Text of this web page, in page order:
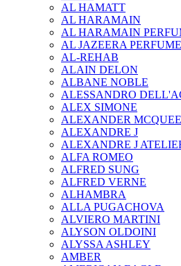
AL HAMATT
AL HARAMAIN
AL HARAMAIN
AL JAZEERA
AL-REHAB
ALAIN DELON
ALBANE NOBLE
ALESSANDRO
ALEX SIMONE
ALEXANDER
ALEXANDRE J
ALEXANDRE J
ALFA ROMEO
ALFRED SUNG
ALFRED VERNE
ALHAMBRA
ALLA PUGACHOVA
ALVIERO MARTINI
ALYSON OLDOINI
ALYSSA ASHLEY
AMBER